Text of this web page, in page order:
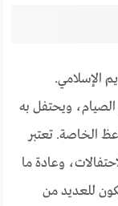
الإسلامي.
ويحتفل به
الخاصة. تعتبر
وعادة ما
للعديد من